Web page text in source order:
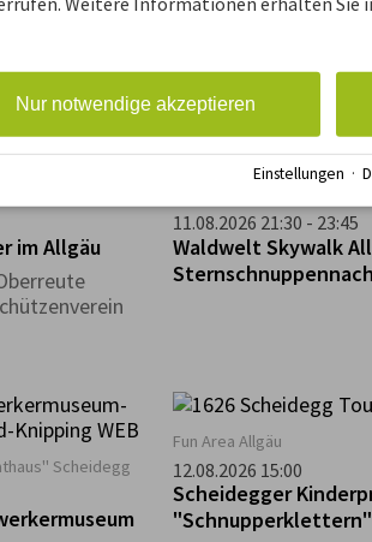
zum
UIFACH GUAT in
Verkostung von
Käse. Anmeldung
im Allgäu
11.08.2026 21:30 - 23:45
Waldwelt Skywalk
Scheidegg
Fun Area Allgäu
12.08.2026 15:00
Scheidegger
"Schnupperklettern"
Nur notwendige akzeptieren
Einstellungen ·